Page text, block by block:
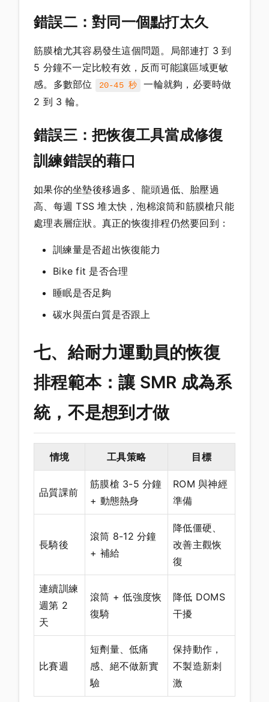
錯誤二：對同一個點打太久
筋膜槍尤其容易發生這個問題。局部連打 3 到
5 分鐘不一定比較有效，反而可能讓區域更敏
感。多數部位
20-45 秒
一輪就夠，必要時做
2 到 3 輪。
錯誤三：把恢復工具當成修復
訓練錯誤的藉口
如果你的坐墊後移過多、龍頭過低、胎壓過
高、每週 TSS 堆太快，泡棉滾筒和筋膜槍只能
處理表層症狀。真正的恢復排程仍然要回到：
訓練量是否超出恢復能力
Bike fit 是否合理
睡眠是否足夠
碳水與蛋白質是否跟上
七、給耐力運動員的恢復
排程範本：讓 SMR 成為系
統，不是想到才做
情境 工具策略 目標
品質課前
筋膜槍 3-5 分鐘
+ 動態熱身
ROM 與神經
準備
長騎後
滾筒 8-12 分鐘
+ 補給
降低僵硬、
改善主觀恢
復
連續訓練
週第 2
天
滾筒 + 低強度恢
復騎
降低 DOMS
干擾
比賽週
短劑量、低痛
感、絕不做新實
驗
保持動作，
不製造新刺
激